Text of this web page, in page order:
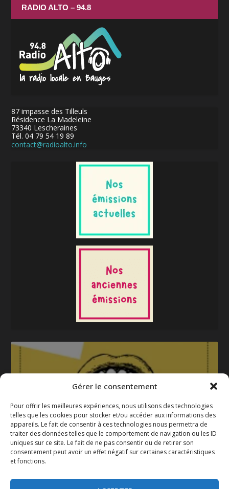
Gérer le consentement
Pour offrir les meilleures expériences, nous utilisons des technologies
telles que les cookies pour stocker et/ou accéder aux informations des
appareils. Le fait de consentir à ces technologies nous permettra de
traiter des données telles que le comportement de navigation ou les ID
uniques sur ce site. Le fait de ne pas consentir ou de retirer son
consentement peut avoir un effet négatif sur certaines caractéristiques
et fonctions.
RADIO ALTO – 94.8
87 impasse des Tilleuls
Résidence La Madeleine
73340 Lescheraines
Tél. 04 79 54 19 89
contact@radioalto.info
La gazette 2025-2026